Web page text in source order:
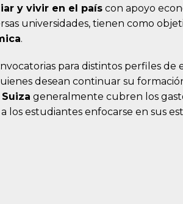
y vivir en el país con apoyo
universidades, tienen como
.
para distintos perfiles
desean continuar su
generalmente cubren los
los estudiantes enfocarse en sus